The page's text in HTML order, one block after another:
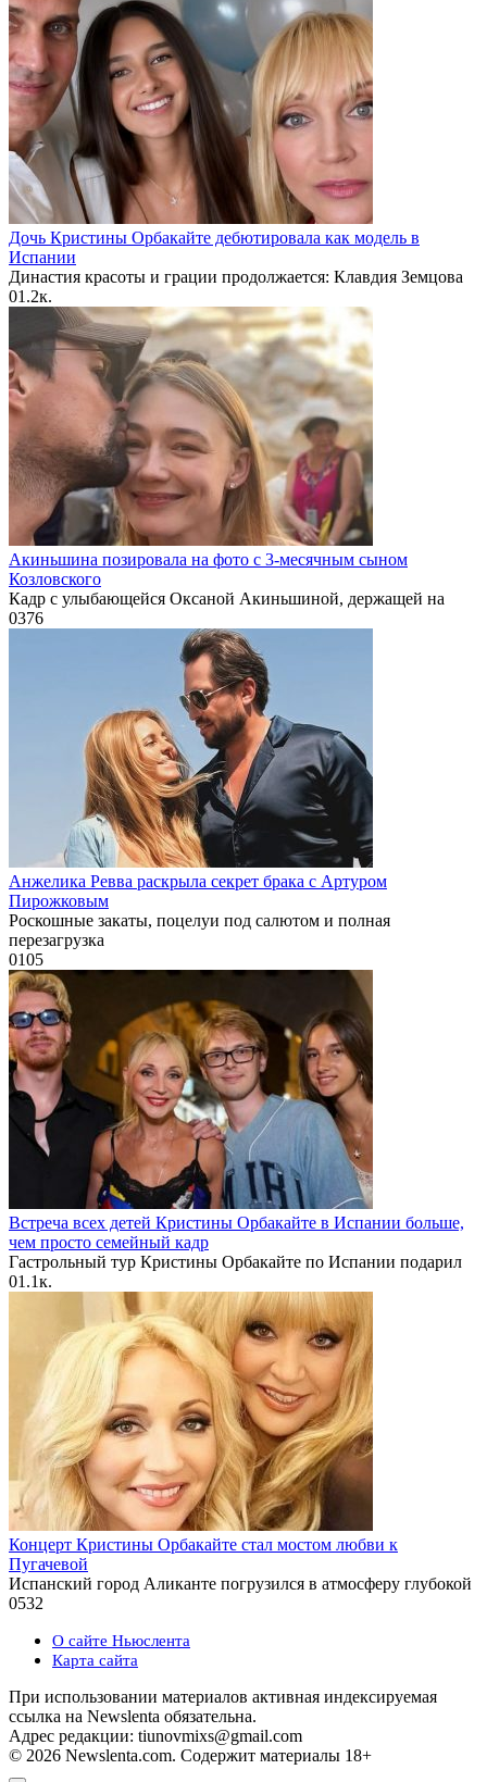
Дочь Кристины Орбакайте дебютировала как модель в
Испании
Династия красоты и грации продолжается: Клавдия Земцова
01.2к.
Акиньшина позировала на фото с 3-месячным сыном
Козловского
Кадр с улыбающейся Оксаной Акиньшиной, держащей на
0376
Анжелика Ревва раскрыла секрет брака с Артуром
Пирожковым
Роскошные закаты, поцелуи под салютом и полная
перезагрузка
0105
Встреча всех детей Кристины Орбакайте в Испании больше,
чем просто семейный кадр
Гастрольный тур Кристины Орбакайте по Испании подарил
01.1к.
Концерт Кристины Орбакайте стал мостом любви к
Пугачевой
Испанский город Аликанте погрузился в атмосферу глубокой
0532
О сайте Ньюслента
Карта сайта
При использовании материалов активная индексируемая
ссылка на Newslenta обязательна.
Адрес редакции: tiunovmixs@gmail.com
© 2026 Newslenta.com. Содержит материалы 18+